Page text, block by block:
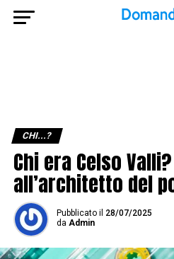
CHI...?
Chi era Celso
all’architetto del
Pubblicato il 28/07/2025
da Admin